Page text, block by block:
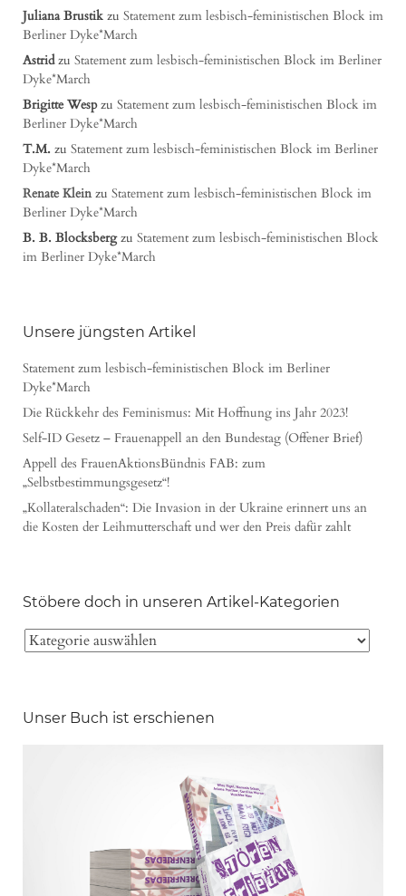
Juliana Brustik zu Statement zum lesbisch-feministischen Block im
Berliner Dyke*March
Astridzu Statement zum lesbisch-feministischen Block im Berliner
Dyke*March
Brigitte Wespzu Statement zum lesbisch-feministischen Block im
Berliner Dyke*March
T.M. zu Statement zum lesbisch-feministischen Block im Berliner
Dyke*March
Renate Kleinzu Statement zum lesbisch-feministischen Block im
Berliner Dyke*March
B. B. Blocksbergzu Statement zum lesbisch-feministischen Block
im Berliner Dyke*March
Unsere jüngsten Artikel
Statement zum lesbisch-feministischen Block im Berliner
Dyke*March
Die Rückkehr des Feminismus: Mit Hoffnung ins Jahr 2023!
Self-ID Gesetz – Frauenappell an den Bundestag (Offener Brief)
Appell des FrauenAktionsBündnis FAB: zum
„Selbstbestimmungsgesetz“!
„Kollateralschaden“: Die Invasion in der Ukraine erinnert uns an
die Kosten der Leihmutterschaft und wer den Preis dafür zahlt
Stöbere doch in unseren Artikel-Kategorien
Unser Buch ist erschienen